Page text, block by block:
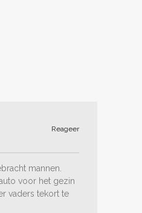
Reageer
mannen.
voor het gezin
vaders tekort te